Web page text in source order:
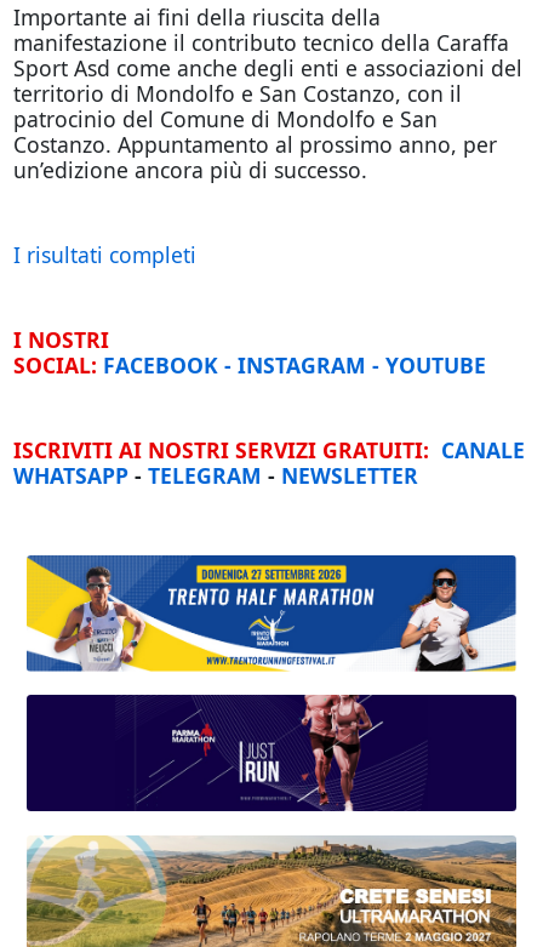
Importante ai fini della riuscita della
manifestazione il contributo tecnico della Caraffa
Sport Asd come anche degli enti e associazioni del
territorio di Mondolfo e San Costanzo, con il
patrocinio del Comune di Mondolfo e San
Costanzo. Appuntamento al prossimo anno, per
un’edizione ancora più di successo.
I risultati completi
I NOSTRI
SOCIAL: FACEBOOK- INSTAGRAM - YOUTUBE
ISCRIVITI AI NOSTRI SERVIZI GRATUITI: CANALE
WHATSAPP- TELEGRAM - NEWSLETTER